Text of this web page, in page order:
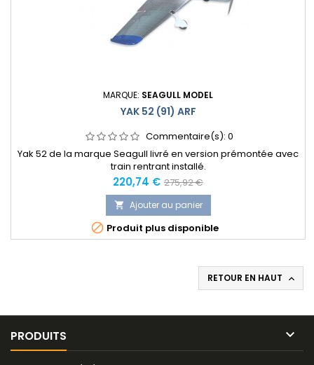
MARQUE: SEAGULL MODEL
YAK 52 (91) ARF
Commentaire(s): 0
Yak 52 de la marque Seagull livré en version prémontée avec
train rentrant installé.
Prix
220,74 € Prix
normal
275,92 €
 Ajouter au panier
 Produit plus disponible
RETOUR EN HAUT 
PRODUITS 